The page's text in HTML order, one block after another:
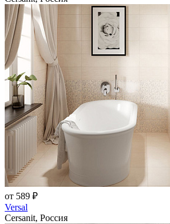
от 589 ₽
Versal
Cersanit, Россия